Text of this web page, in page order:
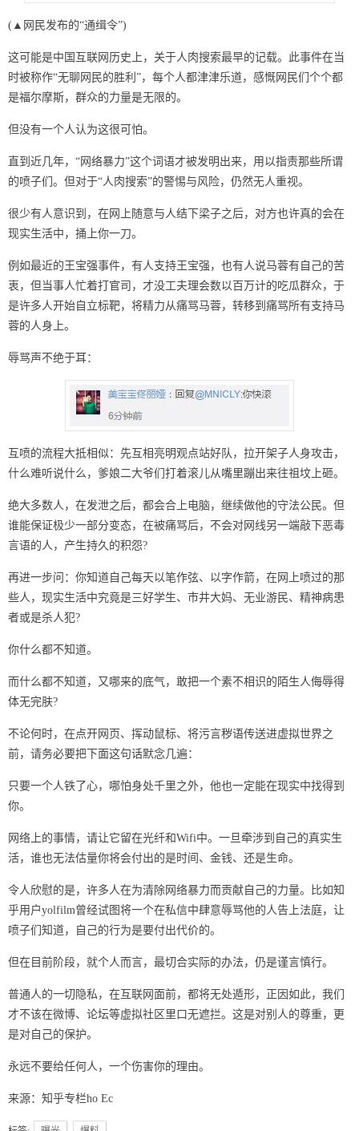
(▲网民发布的“通缉令”)
这可能是中国互联网历史上，关于人肉搜索最早的记载。此事件在当
时被称作“无聊网民的胜利”，每个人都津津乐道，感慨网民们个个都
是福尔摩斯，群众的力量是无限的。
但没有一个人认为这很可怕。
直到近几年，“网络暴力”这个词语才被发明出来，用以指责那些所谓
的喷子们。但对于“人肉搜索”的警惕与风险，仍然无人重视。
很少有人意识到，在网上随意与人结下梁子之后，对方也许真的会在
现实生活中，捅上你一刀。
例如最近的王宝强事件，有人支持王宝强，也有人说马蓉有自己的苦
衷，但当事人忙着打官司，才没工夫理会数以百万计的吃瓜群众，于
是许多人开始自立标靶，将精力从痛骂马蓉，转移到痛骂所有支持马
蓉的人身上。
辱骂声不绝于耳：
互喷的流程大抵相似：先互相亮明观点站好队，拉开架子人身攻击，
什么难听说什么，爹娘二大爷们打着滚儿从嘴里蹦出来往祖坟上砸。
绝大多数人，在发泄之后，都会合上电脑，继续做他的守法公民。但
谁能保证极少一部分变态，在被痛骂后，不会对网线另一端敲下恶毒
言语的人，产生持久的积怨?
再进一步问：你知道自己每天以笔作弦、以字作箭，在网上喷过的那
些人，现实生活中究竟是三好学生、市井大妈、无业游民、精神病患
者或是杀人犯?
你什么都不知道。
而什么都不知道，又哪来的底气，敢把一个素不相识的陌生人侮辱得
体无完肤?
不论何时，在点开网页、挥动鼠标、将污言秽语传送进虚拟世界之
前，请务必要把下面这句话默念几遍：
只要一个人铁了心，哪怕身处千里之外，他也一定能在现实中找得到
你。
网络上的事情，请让它留在光纤和Wifi中。一旦牵涉到自己的真实生
活，谁也无法估量你将会付出的是时间、金钱、还是生命。
令人欣慰的是，许多人在为清除网络暴力而贡献自己的力量。比如知
乎用户yolfilm曾经试图将一个在私信中肆意辱骂他的人告上法庭，让
喷子们知道，自己的行为是要付出代价的。
但在目前阶段，就个人而言，最切合实际的办法，仍是谨言慎行。
普通人的一切隐私，在互联网面前，都将无处遁形，正因如此，我们
才不该在微博、论坛等虚拟社区里口无遮拦。这是对别人的尊重，更
是对自己的保护。
永远不要给任何人，一个伤害你的理由。
来源：知乎专栏ho Ec